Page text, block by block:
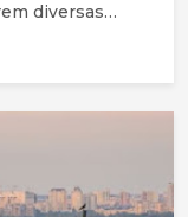
diversas
a PRIME -
dirigido a